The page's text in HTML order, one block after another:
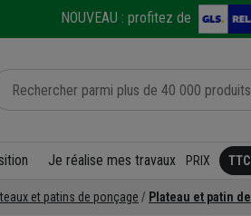
NOUVEAU : profitez de
Je réalise mes travaux PRIX
et patins de ponçage Plateau et patin